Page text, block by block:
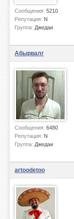
Сообщения: 5210
Репутация: N
Группа: Джедаи
Абырвалг
Сообщения: 6480
Репутация: N
Группа: Джедаи
artoodetoo